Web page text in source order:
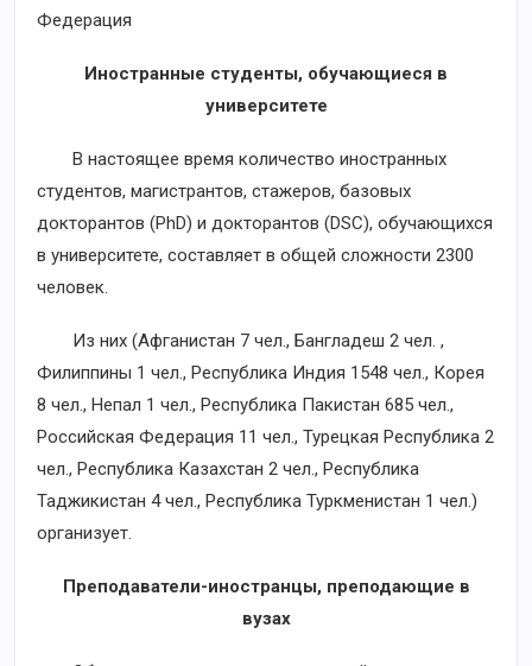
Федерация
Иностранные студенты, обучающиеся в
университете
В настоящее время количество иностранных
студентов, магистрантов, стажеров, базовых
докторантов (PhD) и докторантов (DSC), обучающихся
в университете, составляет в общей сложности 2300
человек.
Из них (Афганистан 7 чел., Бангладеш 2 чел. ,
Филиппины 1 чел., Республика Индия 1548 чел., Корея
8 чел., Непал 1 чел., Республика Пакистан 685 чел.,
Российская Федерация 11 чел., Турецкая Республика 2
чел., Республика Казахстан 2 чел., Республика
Таджикистан 4 чел., Республика Туркменистан 1 чел.)
организует.
Преподаватели-иностранцы, преподающие в
вузах